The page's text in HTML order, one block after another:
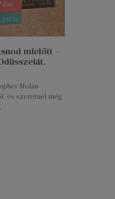
mielőtt –
Nolan
és szeretnél még